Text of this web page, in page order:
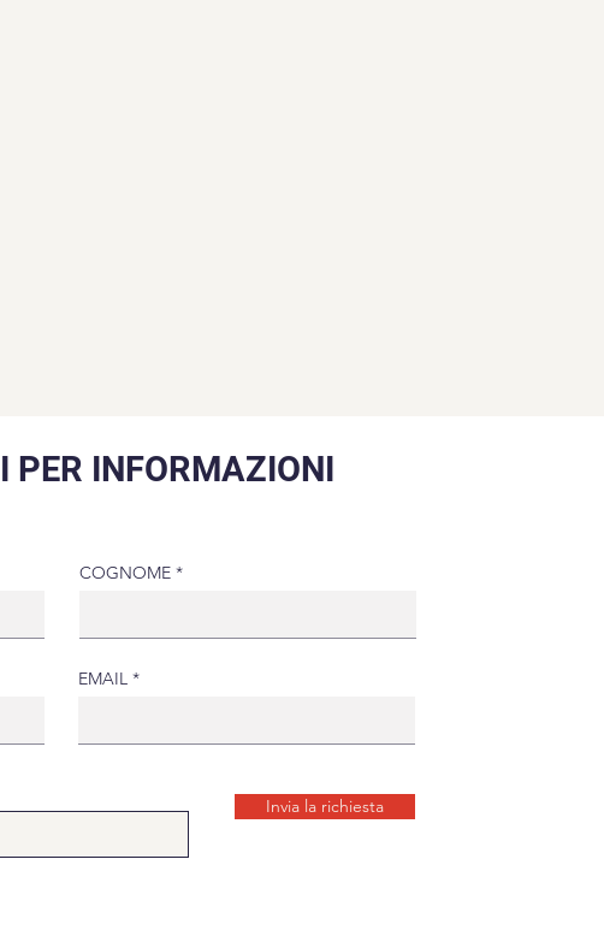
PER INFORMAZIONI
COGNOME
EMAIL
Invia la richiesta